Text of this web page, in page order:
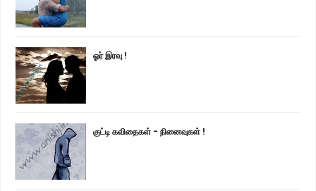
ஓர் இரவு !
குட்டி கவிதைகள் - நினைவுகள் !